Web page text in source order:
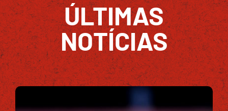
ÚLTIMAS
NOTÍCIAS